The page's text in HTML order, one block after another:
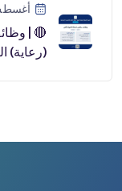
أغسطس 5,
🔴 |
(رعاية)